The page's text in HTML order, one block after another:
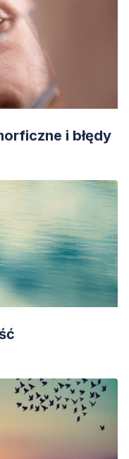
i błędy